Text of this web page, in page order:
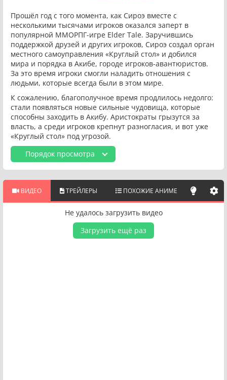
Прошёл год с того момента, как Сироэ вместе с
несколькими тысячами игроков оказался заперт в
популярной ММОРПГ-игре Elder Tale. Заручившись
поддержкой друзей и других игроков, Сироэ создал орган
местного самоуправления «Круглый стол» и добился
мира и порядка в Акибе, городе игроков-авантюристов.
За это время игроки смогли наладить отношения с
людьми, которые всегда были в этом мире.
К сожалению, благополучное время продлилось недолго:
стали появляться новые сильные чудовища, которые
способны заходить в Акибу. Аристократы грызутся за
власть, а среди игроков крепнут разногласия, и вот уже
«Круглый стол» под угрозой.
Порядок просмотра
ВИДЕО ТРЕЙЛЕРЫ ПОХОЖИЕ АНИМЕ
Не удалось загрузить видео
Загрузить ещё раз